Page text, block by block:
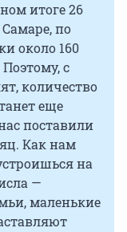
итоге 26
по
около 160
с
количество
еще
поставили
Как нам
на
—
маленькие